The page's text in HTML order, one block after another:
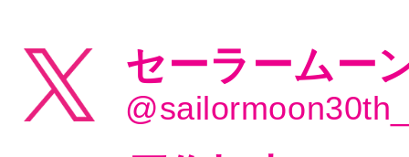
セーラームー
@sailormoon30th_